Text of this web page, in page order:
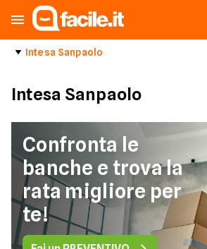
Intesa Sanpaolo
Intesa Sanpaolo
Confronta le
banche e trova la
rata migliore per
te!